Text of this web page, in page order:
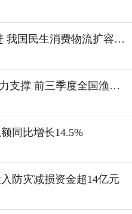
数读中国|增量政策统筹推进 我国民生消费物流扩容升级
为"菜篮子"产品供给提供有力支撑 前三季度全国渔业经济平稳发展
同比增长14.5%
防灾减损资金超14亿元